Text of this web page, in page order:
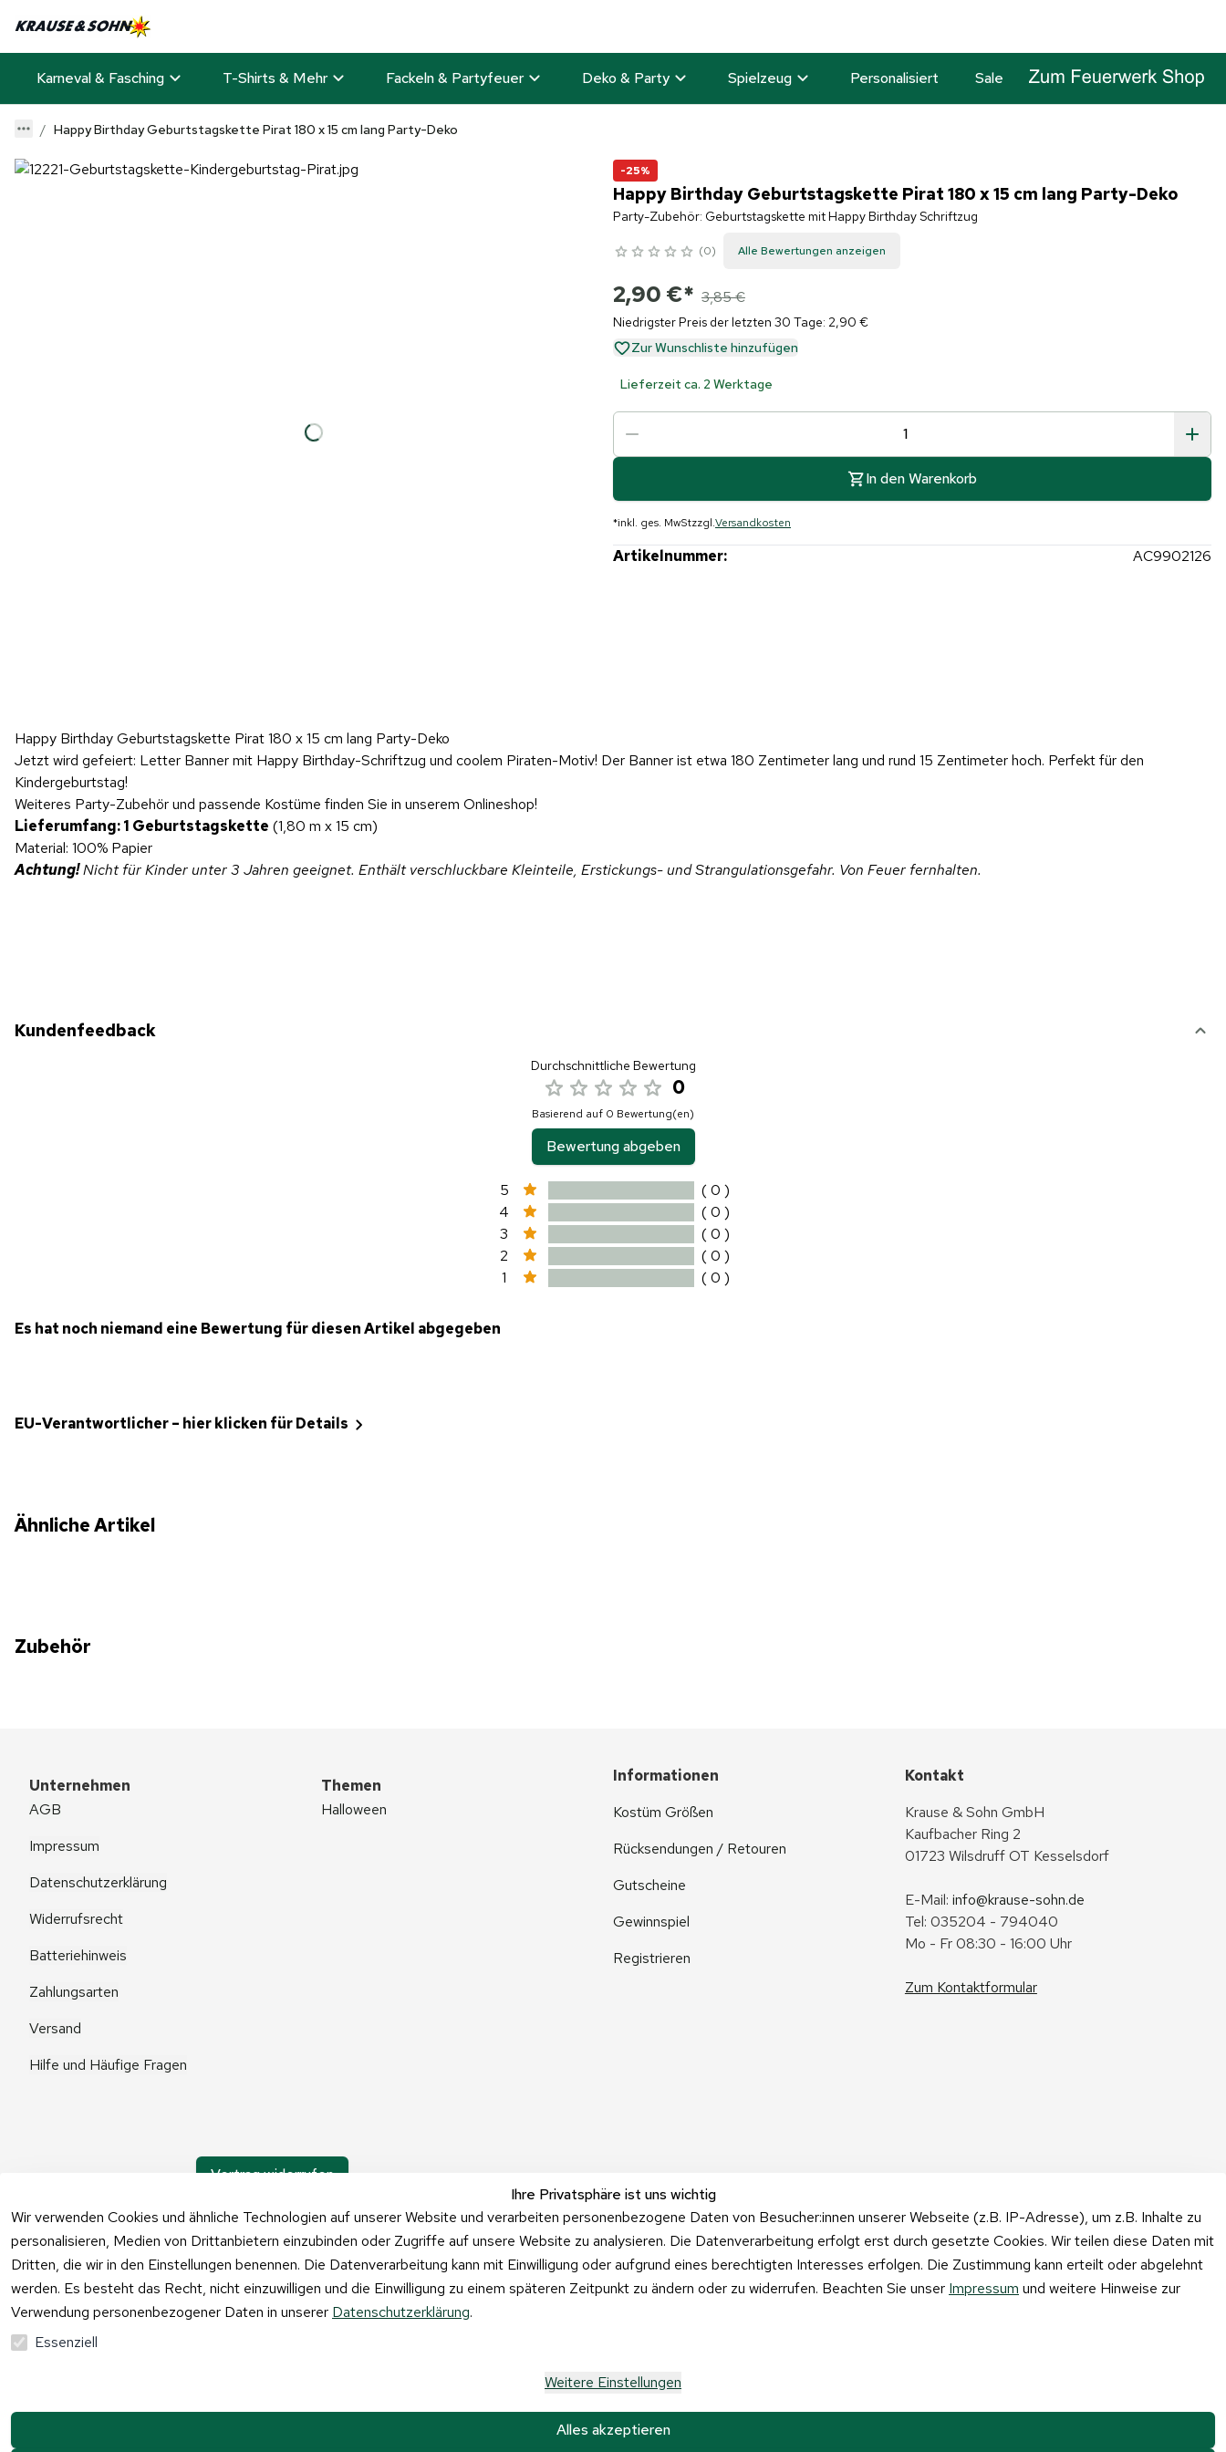
Karneval & Fasching T-Shirts & Mehr Fackeln & Partyfeuer Deko & Party Spielzeug Personalisiert Sale
Happy Birthday Geburtstagskette Pirat 180 x 15 cm lang Party-Deko
-25%
Happy Birthday Geburtstagskette Pirat 180 x 15 cm lang Party-Deko
Party-Zubehör: Geburtstagskette mit Happy Birthday Schriftzug
0 Alle Bewertungen anzeigen
2,90 €* 3,85 €
Niedrigster Preis der letzten 30 Tage: 2,90 €
Zur Wunschliste hinzufügen
Lieferzeit ca. 2 Werktage
In den Warenkorb
*inkl. ges. MwStzzgl.Versandkosten
Artikelnummer: AC9902126
Happy Birthday Geburtstagskette Pirat 180 x 15 cm lang Party-Deko
Jetzt wird gefeiert: Letter Banner mit Happy Birthday-Schriftzug und coolem Piraten-Motiv! Der Banner ist etwa 180 Zentimeter lang und rund 15 Zentimeter hoch. Perfekt für den
Kindergeburtstag!
Weiteres Party-Zubehör und passende Kostüme finden Sie in unserem Onlineshop!
Lieferumfang: 1 Geburtstagskette (1,80 m x 15 cm)
Material: 100% Papier
Achtung!Nicht für Kinder unter 3 Jahren geeignet. Enthält verschluckbare Kleinteile, Erstickungs- und Strangulationsgefahr. Von Feuer fernhalten.
Kundenfeedback
Durchschnittliche Bewertung
0
Basierend auf 0 Bewertung(en)
Bewertung abgeben
5
( 0 )
4
( 0 )
3
( 0 )
2
( 0 )
1
( 0 )
Es hat noch niemand eine Bewertung für diesen Artikel abgegeben
EU-Verantwortlicher – hier klicken für Details
Ähnliche Artikel
Zubehör
Ihre Privatsphäre ist uns wichtig
Wir verwenden Cookies und ähnliche Technologien auf unserer Website und verarbeiten personenbezogene Daten von Besucher:innen unserer Webseite (z.B. IP-Adresse), um z.B. Inhalte zu
personalisieren, Medien von Drittanbietern einzubinden oder Zugriffe auf unsere Website zu analysieren. Die Datenverarbeitung erfolgt erst durch gesetzte Cookies. Wir teilen diese Daten mit
Dritten, die wir in den Einstellungen benennen. Die Datenverarbeitung kann mit Einwilligung oder aufgrund eines berechtigten Interesses erfolgen. Die Zustimmung kann erteilt oder abgelehnt
werden. Es besteht das Recht, nicht einzuwilligen und die Einwilligung zu einem späteren Zeitpunkt zu ändern oder zu widerrufen. Beachten Sie unser Impressum und weitere Hinweise zur
Verwendung personenbezogener Daten in unserer Datenschutzerklärung.
Essenziell
Weitere Einstellungen
Alles akzeptieren
Unternehmen
AGB
Impressum
Datenschutzerklärung
Widerrufsrecht
Batteriehinweis
Zahlungsarten
Versand
Hilfe und Häufige Fragen
Themen
Halloween
Informationen
Kostüm Größen
Rücksendungen / Retouren
Gutscheine
Gewinnspiel
Registrieren
Kontakt
Krause & Sohn GmbH
Kaufbacher Ring 2
01723 Wilsdruff OT Kesselsdorf
E-Mail: info@krause-sohn.de
Tel: 035204 - 794040
Mo - Fr 08:30 - 16:00 Uhr
Zum Kontaktformular
Vertrag widerrufen